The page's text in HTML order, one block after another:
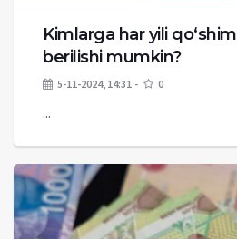
Kimlarga har yili
berilishi mumkin?
5-11-2024, 14:31 0
...